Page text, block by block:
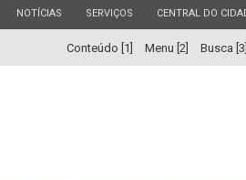
ESTADO
NOTÍCIAS ESTADO
SERVIÇOS ESTADO
CENTRAL DO
Conteúdo [1] Menu [2] Busca [3]